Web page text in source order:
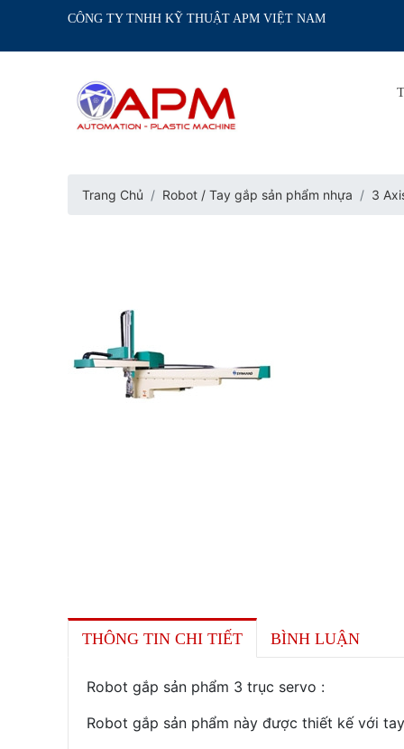
CÔNG TY TNHH KỸ THUẬT APM VIỆT NAM
Trang Chủ Robot / Tay gắp sản phẩm nhựa 3
THÔNG TIN CHI TIẾT BÌNH LUẬN
Robot gắp sản phẩm 3 trục servo :
Robot gắp sản phẩm này được thiết kế với